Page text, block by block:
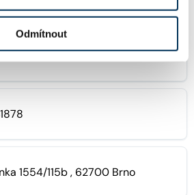
Odmítnout
Jan Číhal, advokát
1554/115b , 62700 Brno